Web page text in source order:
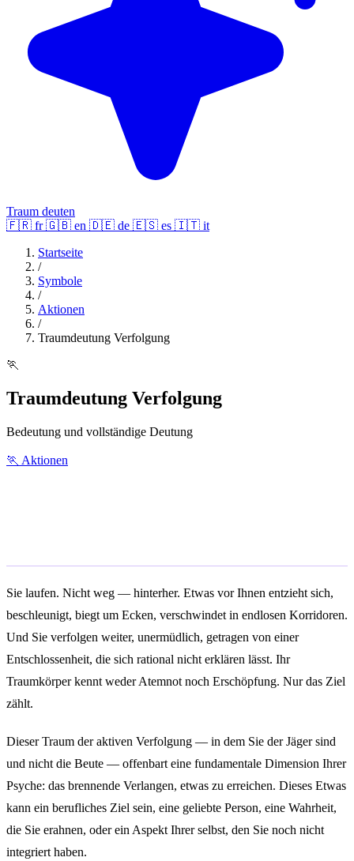
Traum deuten
🇫🇷 fr 🇬🇧 en 🇩🇪 de 🇪🇸 es 🇮🇹 it
Startseite
/
Symbole
/
Aktionen
/
Traumdeutung Verfolgung
🏃
Traumdeutung Verfolgung
Bedeutung und vollständige Deutung
🏃 Aktionen
Sie laufen. Nicht weg — hinterher. Etwas vor Ihnen entzieht sich,
beschleunigt, biegt um Ecken, verschwindet in endlosen Korridoren.
Und Sie verfolgen weiter, unermüdlich, getragen von einer
Entschlossenheit, die sich rational nicht erklären lässt. Ihr
Traumkörper kennt weder Atemnot noch Erschöpfung. Nur das Ziel
zählt.
Dieser Traum der aktiven Verfolgung — in dem Sie der Jäger sind
und nicht die Beute — offenbart eine fundamentale Dimension Ihrer
Psyche: das brennende Verlangen, etwas zu erreichen. Dieses Etwas
kann ein berufliches Ziel sein, eine geliebte Person, eine Wahrheit,
die Sie erahnen, oder ein Aspekt Ihrer selbst, den Sie noch nicht
integriert haben.